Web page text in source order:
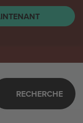
RECHERCHE